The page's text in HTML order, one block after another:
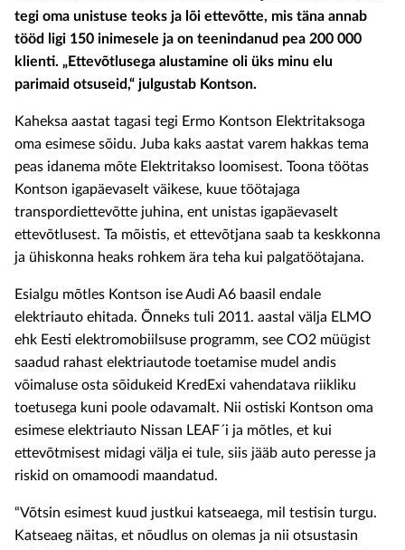
tegi oma unistuse teoks ja lõi ettevõtte, mis täna annab
tööd ligi 150 inimesele ja on teenindanud pea 200 000
klienti. „Ettevõtlusega alustamine oli üks minu elu
parimaid otsuseid,“ julgustab Kontson.
Kaheksa aastat tagasi tegi Ermo Kontson Elektritaksoga
oma esimese sõidu. Juba kaks aastat varem hakkas tema
peas idanema mõte Elektritakso loomisest. Toona töötas
Kontson igapäevaselt väikese, kuue töötajaga
transpordiettevõtte juhina, ent unistas igapäevaselt
ettevõtlusest. Ta mõistis, et ettevõtjana saab ta keskkonna
ja ühiskonna heaks rohkem ära teha kui palgatöötajana.
Esialgu mõtles Kontson ise Audi A6 baasil endale
elektriauto ehitada. Õnneks tuli 2011. aastal välja ELMO
ehk Eesti elektromobiilsuse programm, see CO2 müügist
saadud rahast elektriautode toetamise mudel andis
võimaluse osta sõidukeid KredExi vahendatava riikliku
toetusega kuni poole odavamalt. Nii ostiski Kontson oma
esimese elektriauto Nissan LEAF´i ja mõtles, et kui
ettevõtmisest midagi välja ei tule, siis jääb auto peresse ja
riskid on omamoodi maandatud.
“Võtsin esimest kuud justkui katseaega, mil testisin turgu.
Katseaeg näitas, et nõudlus on olemas ja nii otsustasin